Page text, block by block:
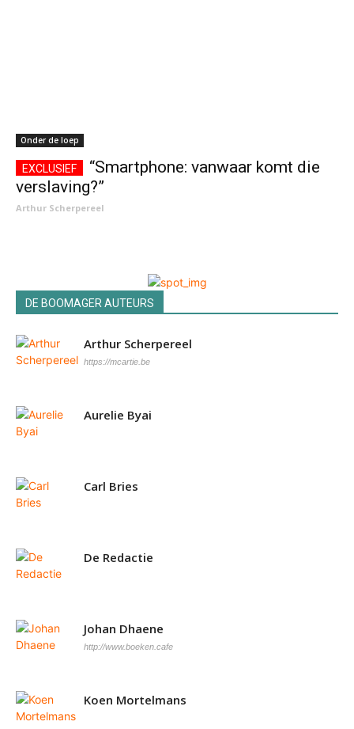
Onder de loep
“Smartphone: vanwaar komt die
verslaving?”
Arthur Scherpereel
DE BOOMAGER AUTEURS
Arthur Scherpereel
https://mcartie.be
Aurelie Byai
Carl Bries
De Redactie
Johan Dhaene
http://www.boeken.cafe
Koen Mortelmans